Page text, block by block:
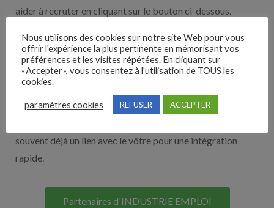
aider à recruter en cliquant sur le bouton ci-dessous.
Nos solutions entreprises
Découvrez nos partenaires ! Moteurs de recherches,
multidiffuseurs, sites payant… nombreux sont nos
souvent déjà un lien avec le vôtre pour une intégration
rapide.
Partenaires d'INDUSTRIE EMPLOI
Nous utilisons des cookies sur notre site Web pour vous
offrir l'expérience la plus pertinente en mémorisant vos
préférences et les visites répétées. En cliquant sur
«Accepter», vous consentez à l'utilisation de TOUS les
cookies.
paramètres cookies REFUSER ACCEPTER